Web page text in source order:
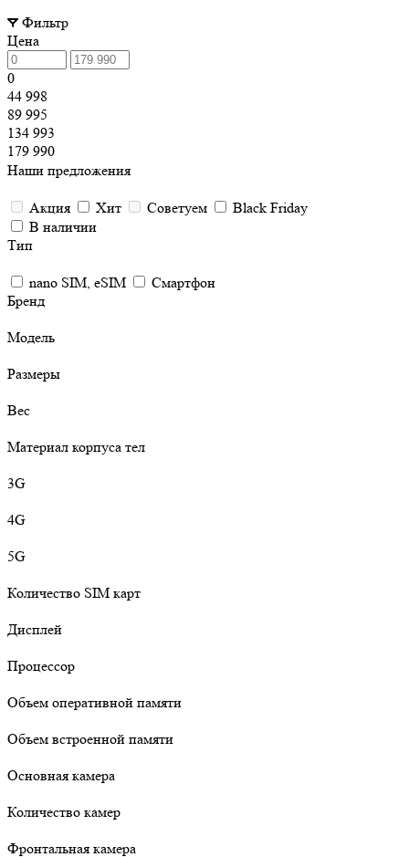
Фильтр
Цена
0
44 998
89 995
134 993
179 990
Наши предложения
Акция Хит Советуем
Black Friday
В наличии
Тип
nano SIM, eSIM
Смартфон
Бренд
Модель
Размеры
Вес
Материал корпуса тел
3G
4G
5G
Количество SIM карт
Дисплей
Процессор
Объем оперативной памяти
Объем встроенной памяти
Основная камера
Количество камер
Фронтальная камера